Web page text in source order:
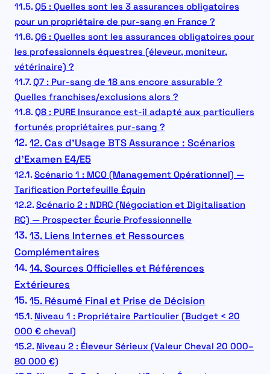
Q5 : Quelles sont les 3 assurances obligatoires
pour un propriétaire de pur-sang en France ?
Q6 : Quelles sont les assurances obligatoires pour
les professionnels équestres (éleveur, moniteur,
vétérinaire) ?
Q7 : Pur-sang de 18 ans encore assurable ?
Quelles franchises/exclusions alors ?
Q8 : PURE Insurance est-il adapté aux particuliers
fortunés propriétaires pur-sang ?
12. Cas d’Usage BTS Assurance : Scénarios
d’Examen E4/E5
Scénario 1 : MCO (Management Opérationnel) —
Tarification Portefeuille Équin
Scénario 2 : NDRC (Négociation et Digitalisation
RC) — Prospecter Écurie Professionnelle
13. Liens Internes et Ressources
Complémentaires
14. Sources Officielles et Références
Extérieures
15. Résumé Final et Prise de Décision
Niveau 1 : Propriétaire Particulier (Budget < 20
000 € cheval)
Niveau 2 : Éleveur Sérieux (Valeur Cheval 20 000–
80 000 €)